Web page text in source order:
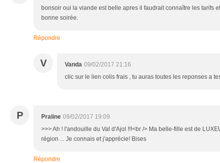
bonsoir oui la viande est belle apres il faudrait connaître les tarifs
bonne soirée.
Répondre
V Vanda 09/02/2017 21:16
clic sur le lien colis frais , tu auras toutes les reponses a
P Praline 09/02/2017 19:09
>>> Ah ! l'andouille du Val d'Ajol !!!<br /> Ma belle-fille est de
région ... Je connais et j'apprécie! Bises
Répondre